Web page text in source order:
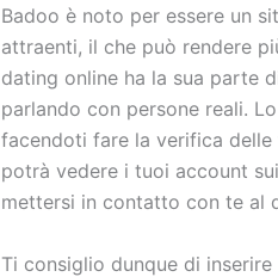
Badoo è noto per essere un
attraenti, il che può rendere
dating online ha la sua parte
parlando con persone reali.
facendoti fare la verifica delle
potrà vedere i tuoi account
mettersi in contatto con te al
Ti consiglio dunque di